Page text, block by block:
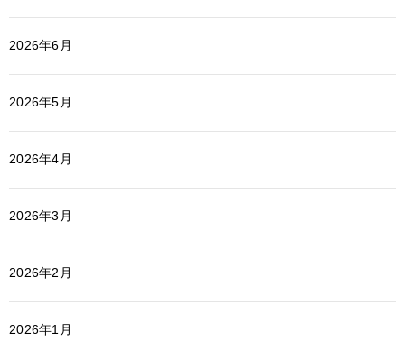
2026年6月
2026年5月
2026年4月
2026年3月
2026年2月
2026年1月